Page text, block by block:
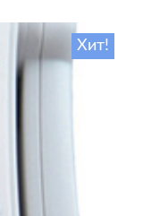
Хит!